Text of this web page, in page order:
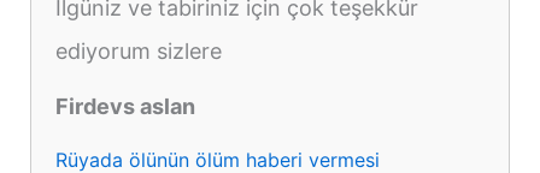
İlgüniz ve tabiriniz için çok teşekkür
ediyorum sizlere
Firdevs aslan
Rüyada ölünün ölüm haberi vermesi